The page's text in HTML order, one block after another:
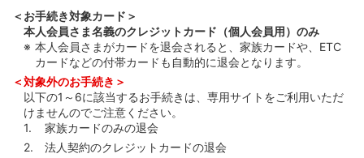
＜お手続き対象カード＞
本人会員さま名義のクレジットカード（個人会員用）のみ
本人会員さまがカードを退会されると、家族カードや、ETC
カードなどの付帯カードも自動的に退会となります。
＜対象外のお手続き＞
以下の1～6に該当するお手続きは、専用サイトをご利用いただ
けませんのでご注意ください。
家族カードのみの退会
法人契約のクレジットカードの退会